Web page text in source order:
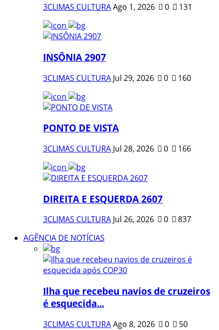
3CLIMAS CULTURAAgo 1, 2026 0 131
INSÔNIA 2907
3CLIMAS CULTURA Jul 29, 2026 0 160
PONTO DE VISTA
3CLIMAS CULTURA Jul 28, 2026 0 166
DIREITA E ESQUERDA 2607
3CLIMAS CULTURA Jul 26, 2026 0
837
AGÊNCIA DE NOTÍCIAS
Ilha que recebeu navios de cruzeiros
é esquecida...
3CLIMAS CULTURAAgo 8, 2026 0 50